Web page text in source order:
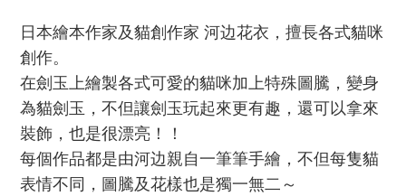
日本繪本作家及貓創作家 河边花衣，擅長各式貓咪
創作。
在劍玉上繪製各式可愛的貓咪加上特殊圖騰，變身
為貓劍玉，不但讓劍玉玩起來更有趣，還可以拿來
裝飾，也是很漂亮！！
每個作品都是由河边親自一筆筆手繪，不但每隻貓
表情不同，圖騰及花樣也是獨一無二～